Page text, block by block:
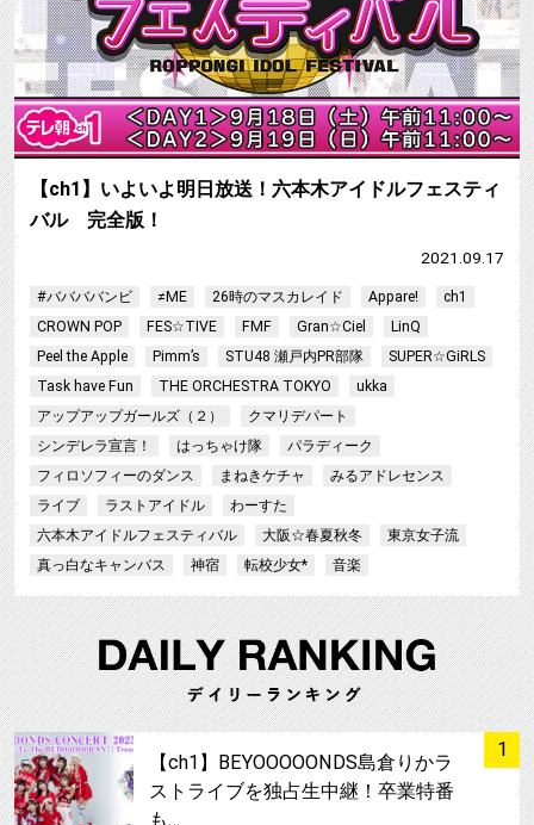
【ch1】いよいよ明日放送！六本木アイドルフェスティ
バル 完全版！
2021.09.17
#ババババンビ ≠ME 26時のマスカレイド Appare!
ch1
CROWN POP
FES☆TIVE FMF Gran☆Ciel
LinQ
Peel the Apple
Pimm’s STU48 瀬戸内PR部隊
SUPER☆GiRLS
Task have Fun
THE ORCHESTRA TOKYO
ukka
アップアップガールズ（２）
クマリデパート
シンデレラ宣言！
はっちゃけ隊
パラディーク
フィロソフィーのダンス
まねきケチャ
みるアドレセンス
ライブ
ラストアイドル
わーすた
六本木アイドルフェスティバル
大阪☆春夏秋冬
東京女子流
真っ白なキャンバス
神宿 転校少女* 音楽
1
サムネイル
【ch1】BEYOOOOONDS島倉りかラ
ストライブを独占生中継！卒業特番
も…